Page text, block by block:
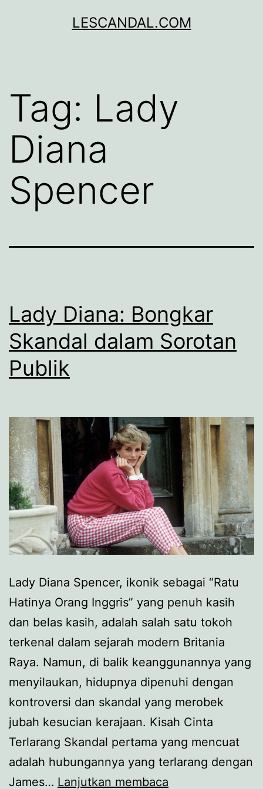
LESCANDAL.COM
Tag: Lady
Diana
Spencer
Lady Diana: Bongkar
Skandal dalam Sorotan
Publik
Lady Diana Spencer, ikonik sebagai “Ratu
Hatinya Orang Inggris” yang penuh kasih
dan belas kasih, adalah salah satu tokoh
terkenal dalam sejarah modern Britania
Raya. Namun, di balik keanggunannya yang
menyilaukan, hidupnya dipenuhi dengan
kontroversi dan skandal yang merobek
jubah kesucian kerajaan. Kisah Cinta
Terlarang Skandal pertama yang mencuat
adalah hubungannya yang terlarang dengan
James… Lanjutkan membaca